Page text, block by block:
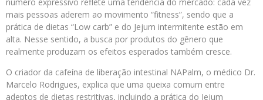
mais pessoas aderem ao movimento “fitness”, sendo que a
prática de dietas “Low carb” e do Jejum intermitente estão em
alta. Nesse sentido, a busca por produtos do gênero que
realmente produzam os efeitos esperados também cresce.
O criador da cafeína de liberação intestinal NAPalm, o médico Dr.
Marcelo Rodrigues, explica que uma queixa comum entre
adeptos de dietas restritivas, incluindo a prática do Jejum